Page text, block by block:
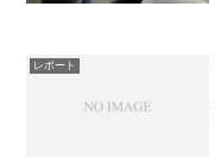
レポート